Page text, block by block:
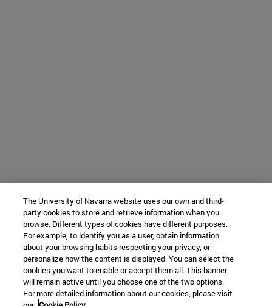
The University of Navarra website uses our own and third-
party cookies to store and retrieve information when you
browse. Different types of cookies have different purposes.
For example, to identify you as a user, obtain information
about your browsing habits respecting your privacy, or
personalize how the content is displayed. You can select the
cookies you want to enable or accept them all. This banner
will remain active until you choose one of the two options.
For more detailed information about our cookies, please visit